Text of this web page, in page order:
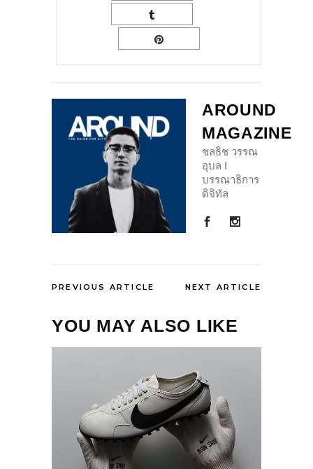
AROUND
MAGAZINE
ชลธิช วรรณ
อุบล I
บรรณาธิการ
ดิจิทัล
PREVIOUS ARTICLE NEXT ARTICLE
YOU MAY ALSO LIKE